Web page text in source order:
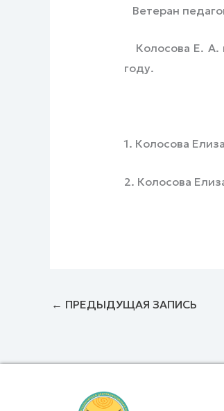
Ветеран
Колосова Е. А.
году.
1. Колосова
2. Колосова
← ПРЕДЫДУЩАЯ ЗАПИСЬ